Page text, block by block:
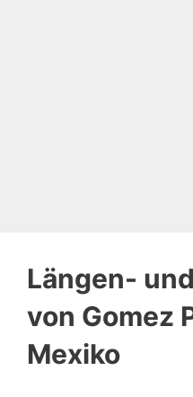
Längen-
von Gomez
Mexiko